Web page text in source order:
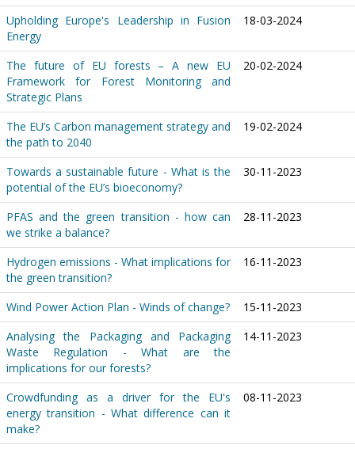
Upholding Europe's Leadership in Fusion
Energy
18-03-2024
The future of EU forests – A new EU
Framework for Forest Monitoring and
Strategic Plans
20-02-2024
The EU’s Carbon management strategy and
the path to 2040
19-02-2024
Towards a sustainable future - What is the
potential of the EU’s bioeconomy?
30-11-2023
PFAS and the green transition - how can
we strike a balance?
28-11-2023
Hydrogen emissions - What implications for
the green transition?
16-11-2023
Wind Power Action Plan - Winds of change?
15-11-2023
Analysing the Packaging and Packaging
Waste Regulation - What are the
implications for our forests?
14-11-2023
Crowdfunding as a driver for the EU's
energy transition - What difference can it
make?
08-11-2023